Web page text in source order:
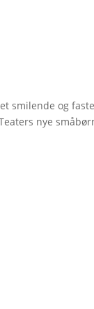
smilende og
nye